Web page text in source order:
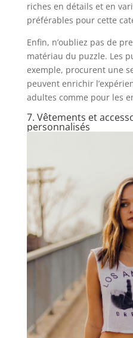
riches en détails et en
préférables pour cette
Enfin, n’oubliez pas de
matériau du puzzle. Les
exemple, procurent une
peuvent enrichir
adultes comme pour les
7. Vêtements et
personnalisés